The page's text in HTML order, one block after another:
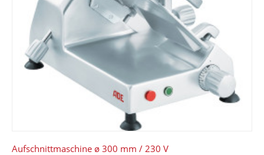
Aufschnittmaschine ø 300 mm / 230 V